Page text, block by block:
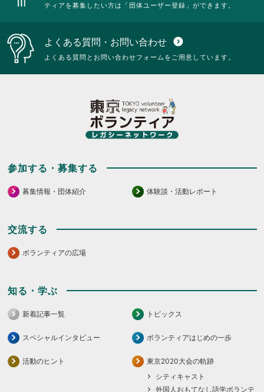
ティアを募集したい方は「団体ユーザー登録」ができます。
よくある質問・お問い合わせ expand_circle_down
よくある質問とお問い合わせフォームをご用意しています。
参加する・募集する
募集情報・団体紹介 体験談・活動レポート
交流する
ボランティアの広場
知る・学ぶ
新着記事一覧 トピックス
スペシャルインタビュー ボランティアはじめの一歩
活動のヒント
東京2020大会の軌跡
シティキャスト
外国人おもてなし語学ボランテ